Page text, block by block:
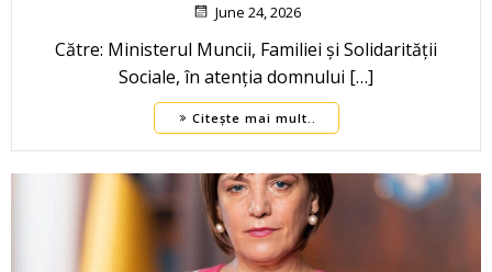
June 24, 2026
Către: Ministerul Muncii, Familiei și Solidarității
Sociale, în atenția domnului […]
Citește mai mult..